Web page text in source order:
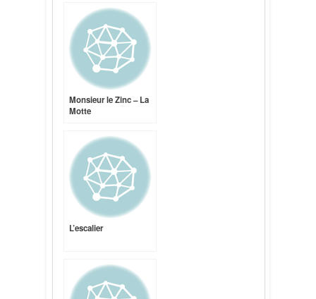
Monsieur le Zinc – La
Motte
L’escalier